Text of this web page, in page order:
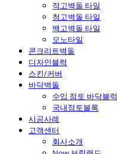
적고벽돌 타일
청고벽돌 타일
백고벽돌 타일
모노타일
콘크리트벽돌
디자인블럭
스킨/커버
바닥벽돌
수입 점토 바닥블럭
국내점토블록
시공사례
고객센터
회사소개